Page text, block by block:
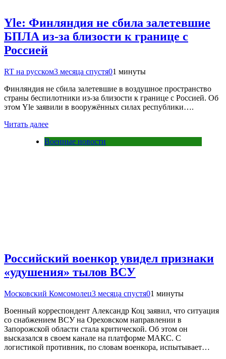
Yle: Финляндия не сбила залетевшие
БПЛА из-за близости к границе с
Россией
RT на русском3 месяца спустя01 минуты
Финляндия не сбила залетевшие в воздушное пространство
страны беспилотники из-за близости к границе с Россией. Об
этом Yle заявили в вооружённых силах республики….
Читать далее
Военные новости
Российский военкор увидел признаки
«удушения» тылов ВСУ
Московский Комсомолец3 месяца спустя01 минуты
Военный корреспондент Александр Коц заявил, что ситуация
со снабжением ВСУ на Ореховском направлении в
Запорожской области стала критической. Об этом он
высказался в своем канале на платформе МАКС. С
логистикой противник, по словам военкора, испытывает…